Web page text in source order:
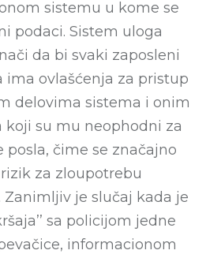
sistemu u kome se
podaci. Sistem uloga
da bi svaki zaposleni
ima ovlašćenja za pristup
delovima sistema i onim
koji su mu neophodni za
posla, čime se značajno
za zloupotrebu
Zanimljiv je slučaj kada je
sa policijom jedne
informacionom